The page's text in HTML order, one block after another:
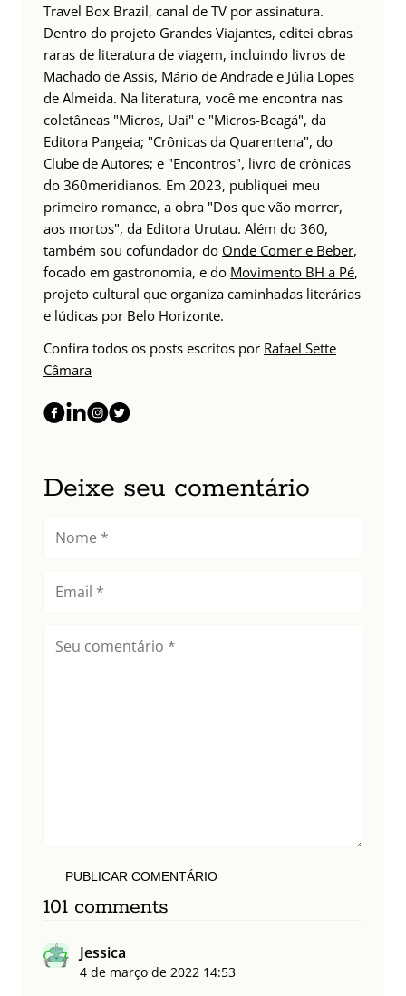
Travel Box Brazil, canal de TV por assinatura.
Dentro do projeto Grandes Viajantes, editei obras
raras de literatura de viagem, incluindo livros de
Machado de Assis, Mário de Andrade e Júlia Lopes
de Almeida. Na literatura, você me encontra nas
coletâneas "Micros, Uai" e "Micros-Beagá", da
Editora Pangeia; "Crônicas da Quarentena", do
Clube de Autores; e "Encontros", livro de crônicas
do 360meridianos. Em 2023, publiquei meu
primeiro romance, a obra "Dos que vão morrer,
aos mortos", da Editora Urutau. Além do 360,
também sou cofundador do Onde Comer e Beber,
focado em gastronomia, e do Movimento BH a Pé,
projeto cultural que organiza caminhadas literárias
e lúdicas por Belo Horizonte.
Confira todos os posts escritos por Rafael Sette
Câmara
Deixe seu comentário
PUBLICAR COMENTÁRIO
101 comments
Jessica
4 de março de 2022 14:53